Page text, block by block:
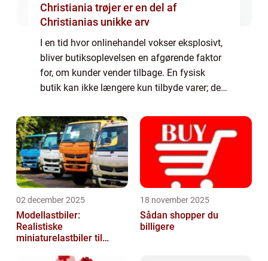
Christiania trøjer er en del af
Christianias unikke arv
I en tid hvor onlinehandel vokser eksplosivt,
bliver butiksoplevelsen en afgørende faktor
for, om kunder vender tilbage. En fysisk
butik kan ikke længere kun tilbyde varer; den
sanserne og gør ...
02 december 2025
Modellastbiler:
Realistiske
miniaturelastbiler til
18 november 2025
Sådan shopper du
billigere